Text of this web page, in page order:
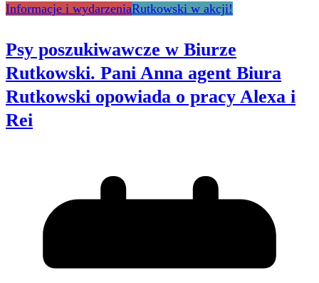
Informacje i wydarzeniaRutkowski w akcji!
Psy poszukiwawcze w Biurze
Rutkowski. Pani Anna agent Biura
Rutkowski opowiada o pracy Alexa i
Rei